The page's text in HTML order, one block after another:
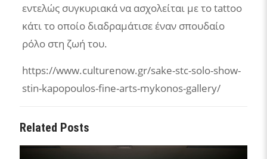
εντελώς συγκυριακά να ασχολείται με το tattoo
κάτι το οποίο διαδραμάτισε έναν σπουδαίο
ρόλο στη ζωή του.
https://www.culturenow.gr/sake-stc-solo-show-
stin-kapopoulos-fine-arts-mykonos-gallery/
Related Posts